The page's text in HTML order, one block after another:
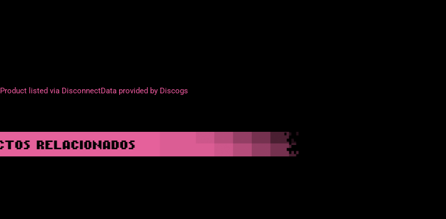
Product listed via DisconnectData provided by Discogs